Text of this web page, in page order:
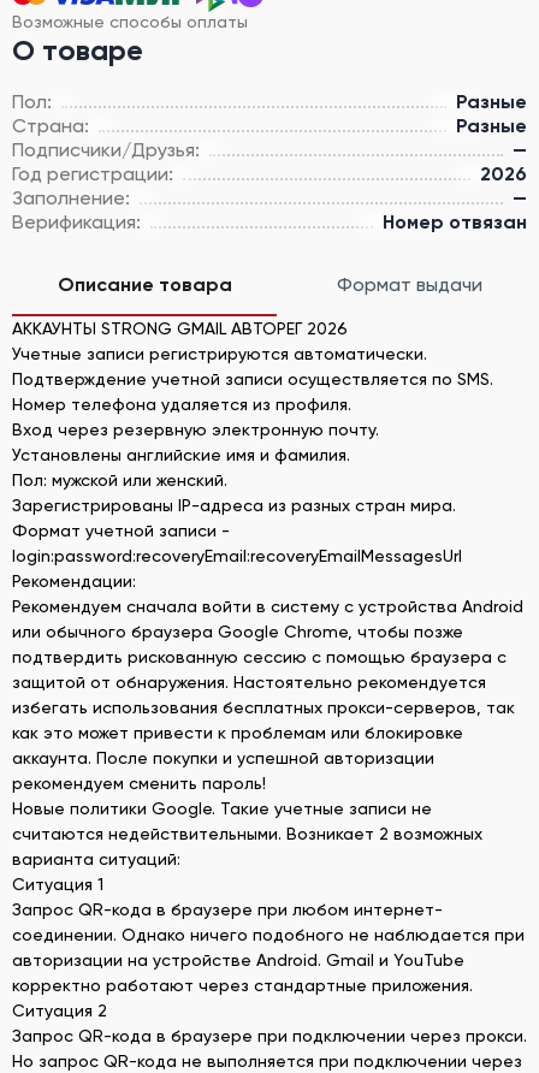
Возможные способы оплаты
О товаре
Пол:
Разные
Страна:
Разные
Подписчики/Друзья:
—
Год регистрации:
2026
Заполнение:
—
Верификация:
Номер отвязан
Описание товара Формат выдачи
АККАУНТЫ STRONG GMAIL АВТОРЕГ 2026
Учетные записи регистрируются автоматически.
Подтверждение учетной записи осуществляется по SMS.
Номер телефона удаляется из профиля.
Вход через резервную электронную почту.
Установлены английские имя и фамилия.
Пол: мужской или женский.
Зарегистрированы IP-адреса из разных стран мира.
Формат учетной записи -
login:password:recoveryEmail:recoveryEmailMessagesUrl
Рекомендации:
Рекомендуем сначала войти в систему с устройства Android
или обычного браузера Google Chrome, чтобы позже
подтвердить рискованную сессию с помощью браузера с
защитой от обнаружения. Настоятельно рекомендуется
избегать использования бесплатных прокси-серверов, так
как это может привести к проблемам или блокировке
аккаунта. После покупки и успешной авторизации
рекомендуем сменить пароль!
Новые политики Google. Такие учетные записи не
считаются недействительными. Возникает 2 возможных
варианта ситуаций:
Ситуация 1
Запрос QR-кода в браузере при любом интернет-
соединении. Однако ничего подобного не наблюдается при
авторизации на устройстве Android. Gmail и YouTube
корректно работают через стандартные приложения.
Ситуация 2
Запрос QR-кода в браузере при подключении через прокси.
Но запрос QR-кода не выполняется при подключении через